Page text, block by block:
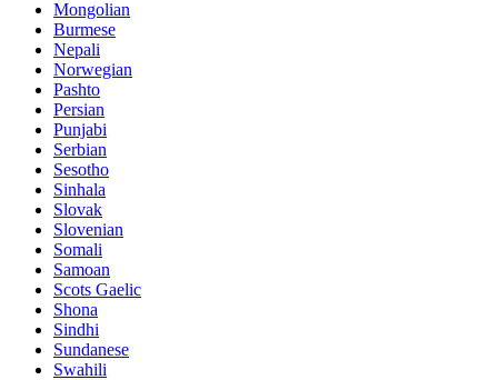
Mongolian
Burmese
Nepali
Norwegian
Pashto
Persian
Punjabi
Serbian
Sesotho
Sinhala
Slovak
Slovenian
Somali
Samoan
Scots Gaelic
Shona
Sindhi
Sundanese
Swahili